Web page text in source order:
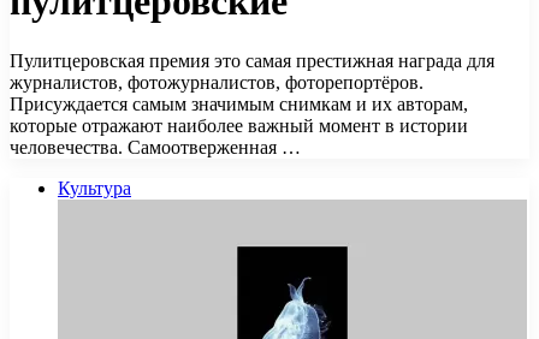
Пулитцеровская премия это самая престижная награда для
журналистов, фотожурналистов, фоторепортёров.
Присуждается самым значимым снимкам и их авторам,
которые отражают наиболее важный момент в истории
человечества. Самоотверженная …
Культура